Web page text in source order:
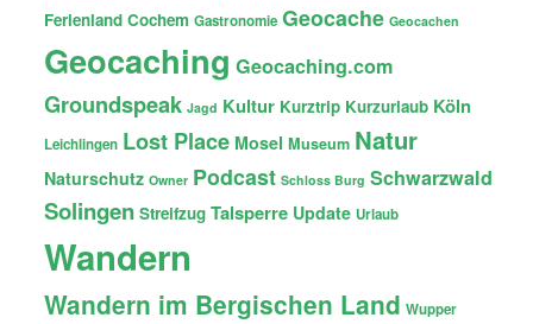
Ferienland Cochem Gastronomie Geocache Geocachen
Geocaching Geocaching.com
Groundspeak Jagd Kultur Kurztrip Kurzurlaub Köln
Leichlingen Lost Place Mosel Museum Natur
Naturschutz Owner Podcast Schloss Burg Schwarzwald
Solingen Streifzug Talsperre Update Urlaub
Wandern
Wandern im Bergischen Land Wupper